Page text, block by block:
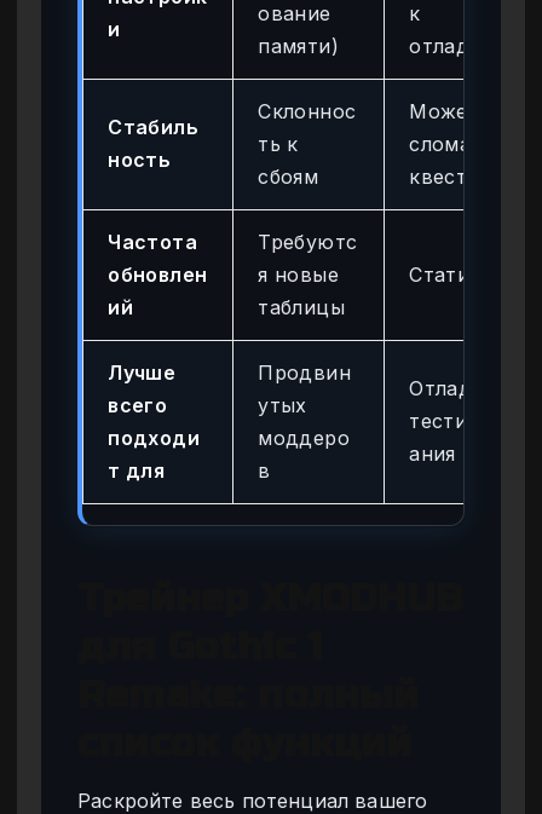
и
ование
памяти)
к
отладке)
Стабиль
ность
Склоннос
ть к
сбоям
Может
сломать
квесты
Частота
обновлен
ий
Требуютс
я новые
таблицы
Статична
Лучше
всего
подходи
т для
Продвин
утых
моддеро
в
Отладки/
тестиров
ания
Раскройте весь потенциал вашего